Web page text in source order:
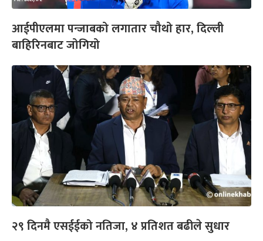
आईपीएलमा पन्जाबको लगातार चौथो हार, दिल्ली
बाहिरिनबाट जोगियो
२९ दिनमै एसईईको नतिजा, ४ प्रतिशत बढीले सुधार